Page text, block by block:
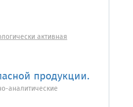
активная
продукции.
аналитические